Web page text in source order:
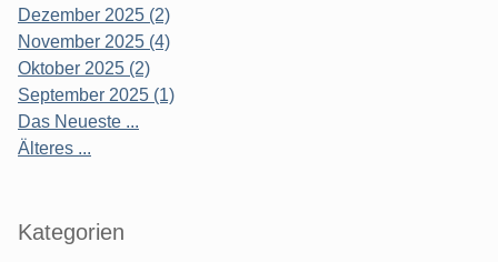
Dezember 2025 (2)
November 2025 (4)
Oktober 2025 (2)
September 2025 (1)
Das Neueste ...
Älteres ...
Kategorien